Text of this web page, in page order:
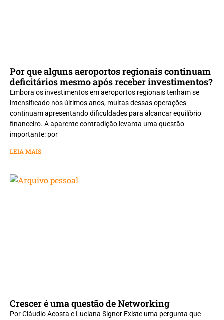
Por que alguns aeroportos regionais continuam
deficitários mesmo após receber investimentos?
Embora os investimentos em aeroportos regionais tenham se
intensificado nos últimos anos, muitas dessas operações
continuam apresentando dificuldades para alcançar equilíbrio
financeiro. A aparente contradição levanta uma questão
importante: por
LEIA MAIS
Crescer é uma questão de Networking
Por Cláudio Acosta e Luciana Signor Existe uma pergunta que